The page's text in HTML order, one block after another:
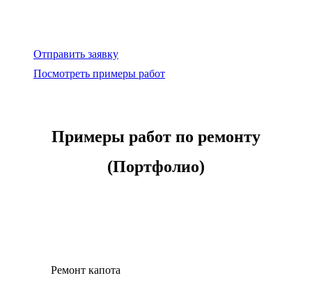
Отправить заявку
Посмотреть примеры работ
Примеры работ по ремонту
(Портфолио)
Ремонт капота